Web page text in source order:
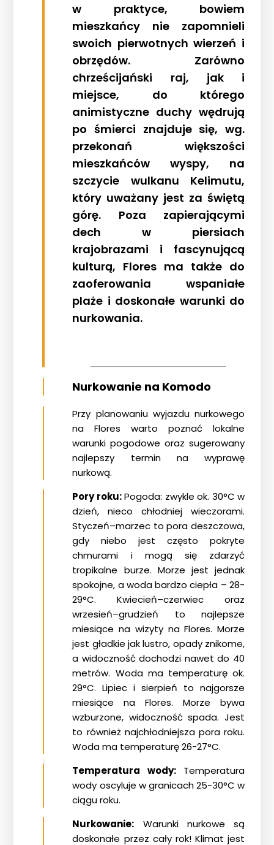
w praktyce, bowiem
mieszkańcy nie zapomnieli
swoich pierwotnych wierzeń i
obrzędów. Zarówno
chrześcijański raj, jak i
miejsce, do którego
animistyczne duchy wędrują
po śmierci znajduje się, wg.
przekonań większości
mieszkańców wyspy, na
szczycie wulkanu Kelimutu,
który uważany jest za świętą
górę. Poza zapierającymi
dech w piersiach
krajobrazami i fascynującą
kulturą, Flores ma także do
zaoferowania wspaniałe
plaże i doskonałe warunki do
nurkowania.
Nurkowanie na Komodo
Przy planowaniu wyjazdu nurkowego
na Flores warto poznać lokalne
warunki pogodowe oraz sugerowany
najlepszy termin na wyprawę
nurkową.
Pory roku:Pogoda: zwykle ok. 30°C w
dzień, nieco chłodniej wieczorami.
Styczeń–marzec to pora deszczowa,
gdy niebo jest często pokryte
chmurami i mogą się zdarzyć
tropikalne burze. Morze jest jednak
spokojne, a woda bardzo ciepła – 28-
29°C. Kwiecień–czerwiec oraz
wrzesień–grudzień to najlepsze
miesiące na wizyty na Flores. Morze
jest gładkie jak lustro, opady znikome,
a widoczność dochodzi nawet do 40
metrów. Woda ma temperaturę ok.
29°C. Lipiec i sierpień to najgorsze
miesiące na Flores. Morze bywa
wzburzone, widoczność spada. Jest
to również najchłodniejsza pora roku.
Woda ma temperaturę 26-27°C.
Temperatura wody:Temperatura
wody oscyluje w granicach 25-30°C w
ciągu roku.
Nurkowanie: Warunki nurkowe są
doskonałe przez cały rok! Klimat jest